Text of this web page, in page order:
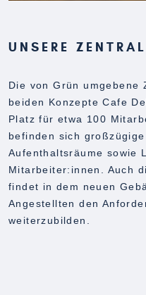
UNSERE
Die von Grün
beiden Konzepte Cafe
Platz für etwa 100
befinden sich
Aufenthaltsräume sowie
Mitarbeiter:innen. Auch
findet in dem neuen
Angestellten den
weiterzubilden.